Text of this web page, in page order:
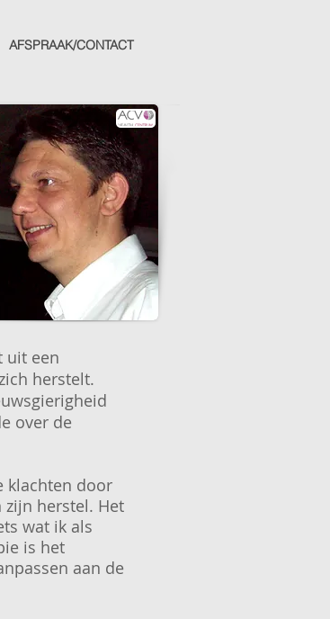
AFSPRAAK/CONTACT
uit een
herstelt.
over de
klachten door
herstel. Het
wat ik als
is het
aan de